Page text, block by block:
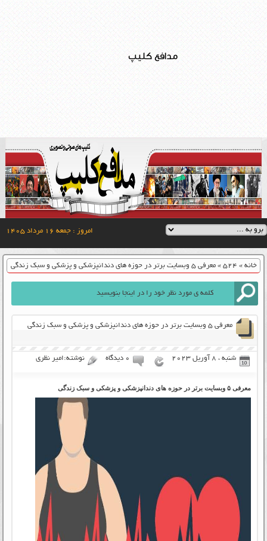
مدافع کلیپ
امروز : جمعه ۱۶ مرداد ۱۴۰۵
خانه»
524
» معرفی ۵ وبسایت برتر در حوزه های دندانپزشکی و پزشکی و سبک زندگی
معرفی ۵ وبسایت برتر در حوزه های دندانپزشکی و پزشکی و سبک زندگی
شنبه ، 8 آوریل 2023 ۰ دیدگاه نوشته:امیر نظری
معرفی ۵ وبسایت برتر در حوزه های دندانپزشکی و پزشکی و سبک زندگی